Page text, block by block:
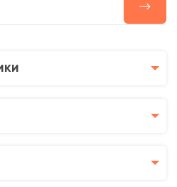
НАШИХ АКЦИЙ!